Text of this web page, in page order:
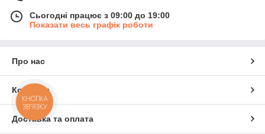
Сьогодні працює з 09:00 до 19:00
Показати весь графік роботи
Про нас
Контакти
Доставка та оплата
КНОПКА
ЗВ'ЯЗКУ